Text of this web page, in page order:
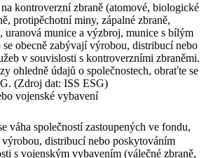
kontroverzní zbraně (atomové, biologické
protipěchotní miny, zápalné zbraně,
uranová munice a výzbroj, munice s bílým
se obecně zabývají výrobou, distribucí nebo
v souvislosti s kontroverzními zbraněmi.
ohledně údajů o společnostech, obraťte se
(Zdroj dat: ISS ESG)
vojenské vybavení
váha společností zastoupených ve fondu,
výrobou, distribucí nebo poskytováním
s vojenským vybavením (válečné zbraně,